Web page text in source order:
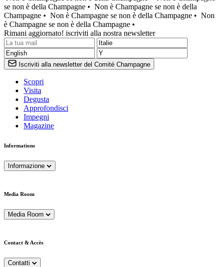
se non è della Champagne • Non è Champagne se non è della
Champagne • Non è Champagne se non è della Champagne • Non
è Champagne se non è della Champagne •
Rimani aggiornato! iscriviti alla nostra newsletter
Iscriviti alla newsletter del Comité Champagne
Scopri
Visita
Degusta
Approfondisci
Impegni
Magazine
Informations
Informazione
Media Room
Media Room
Contact & Accès
Contatti